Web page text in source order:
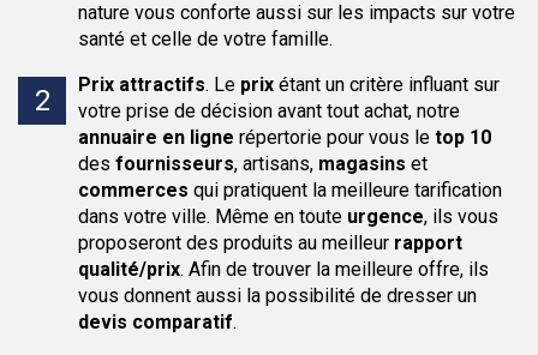
nature vous conforte aussi sur les impacts sur votre
santé et celle de votre famille.
Prix attractifs. Le prix étant un critère influant sur
votre prise de décision avant tout achat, notre
annuaire en ligne répertorie pour vous le top 10
des fournisseurs, artisans, magasins et
commerces qui pratiquent la meilleure tarification
dans votre ville. Même en toute urgence, ils vous
proposeront des produits au meilleur rapport
qualité/prix. Afin de trouver la meilleure offre, ils
vous donnent aussi la possibilité de dresser un
devis comparatif.